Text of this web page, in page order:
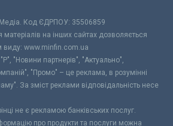
Код ЄДРПОУ: 35506859
на інших сайтах дозволяється
виду: www.minfin.com.ua
"Новини партнерів", "Актуально",
"Промо" – це реклама, в розумінні
За зміст реклами відповідальність несе
не є рекламою банківських послуг.
про продукти та послуги можна